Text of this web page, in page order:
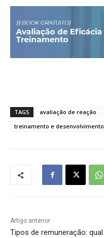
TAGS avaliação de reação
treinamento e desenvolvimento
Artigo anterior
Tipos de remuneração: qual